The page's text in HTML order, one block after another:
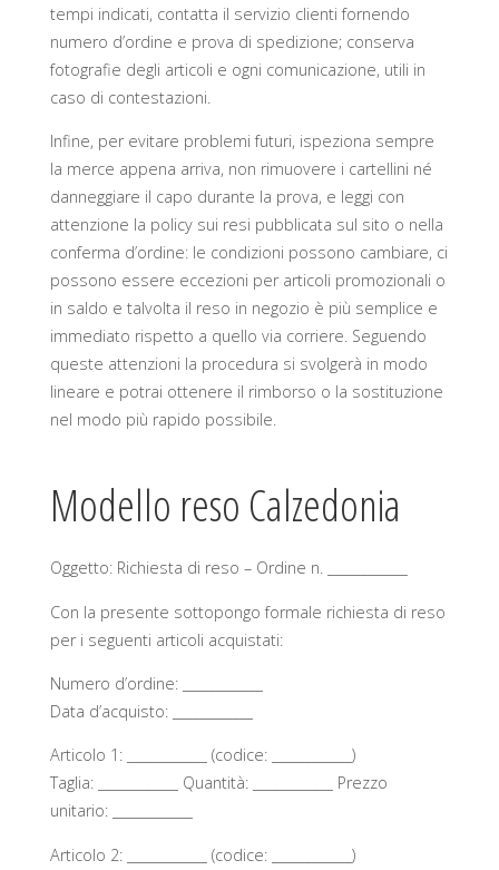
tempi indicati, contatta il servizio clienti fornendo
numero d’ordine e prova di spedizione; conserva
fotografie degli articoli e ogni comunicazione, utili in
caso di contestazioni.
Infine, per evitare problemi futuri, ispeziona sempre
la merce appena arriva, non rimuovere i cartellini né
danneggiare il capo durante la prova, e leggi con
attenzione la policy sui resi pubblicata sul sito o nella
conferma d’ordine: le condizioni possono cambiare, ci
possono essere eccezioni per articoli promozionali o
in saldo e talvolta il reso in negozio è più semplice e
immediato rispetto a quello via corriere. Seguendo
queste attenzioni la procedura si svolgerà in modo
lineare e potrai ottenere il rimborso o la sostituzione
nel modo più rapido possibile.
Modello reso Calzedonia
Oggetto: Richiesta di reso – Ordine n. ____________
Con la presente sottopongo formale richiesta di reso
per i seguenti articoli acquistati:
Numero d’ordine: ____________
Data d’acquisto: ____________
Articolo 1: ____________ (codice: ____________)
Taglia: ____________ Quantità: ____________ Prezzo
unitario: ____________
Articolo 2: ____________ (codice: ____________)